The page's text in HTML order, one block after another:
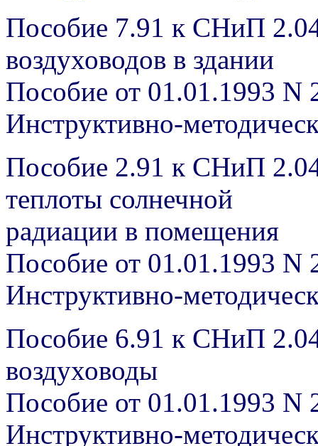
Пособие 7.91 к СНиП
воздуховодов в здании
Пособие от 01.01.1993 N
Инструктивно-
Пособие 2.91 к СНиП
теплоты солнечной
радиации в помещения
Пособие от 01.01.1993 N
Инструктивно-
Пособие 6.91 к СНиП
воздуховоды
Пособие от 01.01.1993 N
Инструктивно-